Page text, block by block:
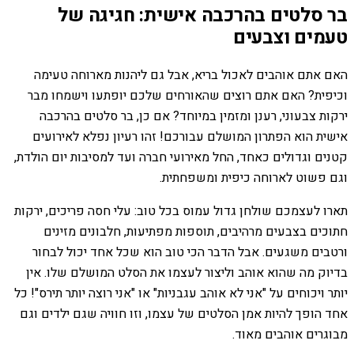
בר סלטים בהרכבה אישית: חגיגה של
טעמים וצבעים
האם אתם אוהבים לאכול בריא, אבל גם ליהנות מארוחה טעימה
וכיפית? האם אתם רוצים שהאורחים שלכם יופתעו וישמחו מבר
ירקות צבעוני, רענן ומזמין במיוחד? אם כן, בר סלטים בהרכבה
אישית הוא הפתרון המושלם עבורכם! זהו רעיון נפלא לאירועים
קטנים וגדולים כאחד, החל מאירועי חברה ועד למסיבות יום הולדת,
וגם פשוט לארוחה כיפית ומשפחתית.
תארו לעצמכם שולחן גדול עמוס בכל טוב: עלי חסה פריכים, ירקות
חתוכים בצבעים מרהיבים, תוספות מפתיעות, חלבונים מזינים
ורטבים משגעים. אבל הדבר הכי טוב הוא שכל אחד יכול לבחור
בדיוק מה שהוא אוהב וליצור לעצמו את הסלט המושלם שלו. אין
יותר ויכוחים על "אני לא אוהב עגבניות" או "אני רוצה יותר תירס"! כל
אחד הופך להיות אמן הסלטים של עצמו, וזו חוויה שגם ילדים וגם
מבוגרים אוהבים מאוד.